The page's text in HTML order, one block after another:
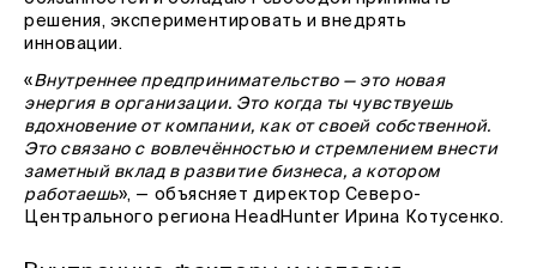
решения, экспериментировать и внедрять
инновации.
«Внутреннее предпринимательство — это новая
энергия в организации. Это когда ты чувствуешь
вдохновение от компании, как от своей собственной.
Это связано с вовлечённостью и стремлением внести
заметный вклад в развитие бизнеса, а котором
работаешь», — объясняет директор Северо-
Центрального региона HeadHunter Ирина Котусенко.